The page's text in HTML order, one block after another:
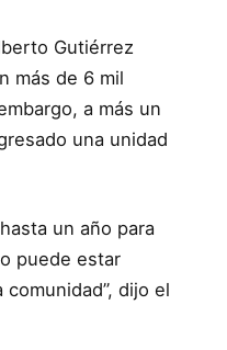
Gutiérrez
más de 6 mil
a más un
una unidad
un año para
puede estar
dijo el